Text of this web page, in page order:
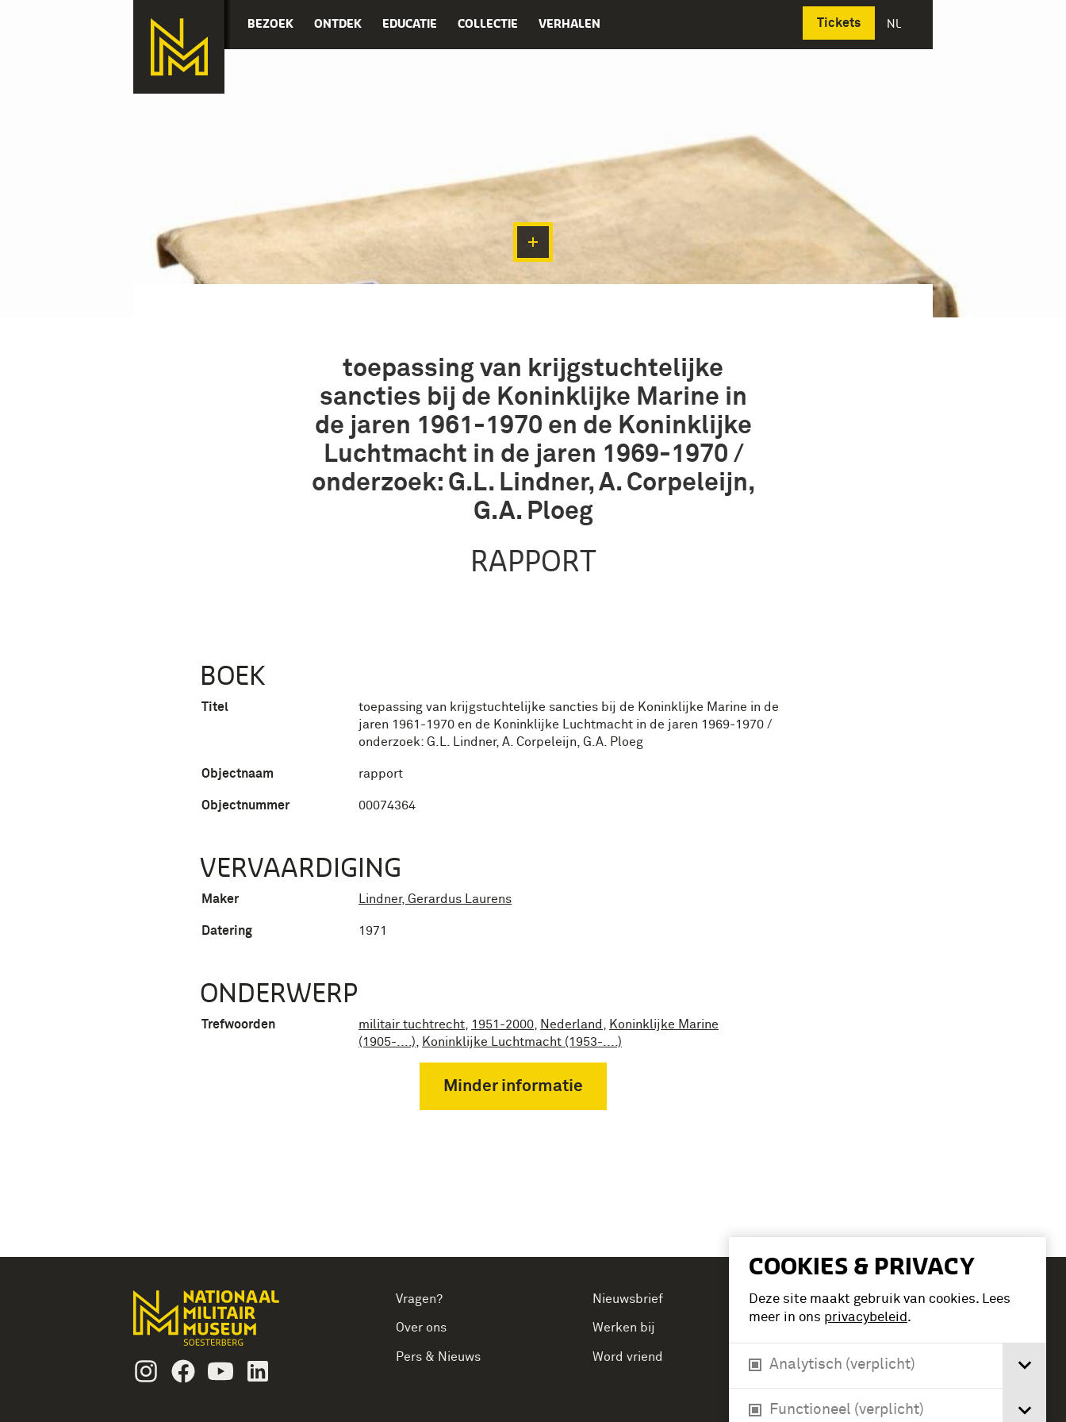
BEZOEK ONTDEK EDUCATIE COLLECTIE VERHALEN Tickets NL
Deutsch
COOKIES & PRIVACY
Deze site maakt gebruik van cookies. Lees
meer in ons privacybeleid.
Analytisch (verplicht)
Functioneel (verplicht)
toepassing van krijgstuchtelijke
sancties bij de Koninklijke Marine in
de jaren 1961-1970 en de Koninklijke
Luchtmacht in de jaren 1969-1970 /
onderzoek: G.L. Lindner, A. Corpeleijn,
G.A. Ploeg
RAPPORT
BOEK
Titel
toepassing van krijgstuchtelijke sancties bij de Koninklijke Marine in de
jaren 1961-1970 en de Koninklijke Luchtmacht in de jaren 1969-1970 /
onderzoek: G.L. Lindner, A. Corpeleijn, G.A. Ploeg
Objectnaam rapport
Objectnummer 00074364
VERVAARDIGING
Maker Lindner, Gerardus Laurens
Datering 1971
ONDERWERP
Trefwoorden militair tuchtrecht 1951-2000 Nederland
Koninklijke Marine
(1905-....)
Koninklijke Luchtmacht (1953-....)
Minder informatie
InstagramFacebookYoutube
Vragen?
Over ons
Pers & Nieuws
Nieuwsbrief
Werken bij
Word vriend
Tickets
Verlengde Paltzerweg 1